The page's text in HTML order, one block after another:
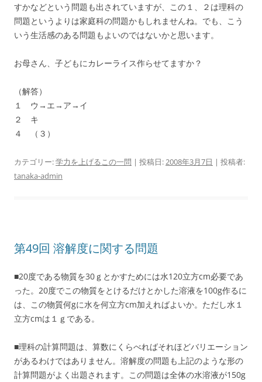
すかなどという問題も出されていますが、この１、２は理科の
問題というよりは家庭科の問題かもしれませんね。でも、こう
いう生活感のある問題もよいのではないかと思います。
お母さん、子どもにカレーライス作らせてますか？
（解答）
１ ウ→エ→ア→イ
２ キ
４ （３）
カテゴリー:学力を上げるこの一問 | 投稿日:2008年3月7日 | 投稿者:
tanaka-admin
第49回 溶解度に関する問題
■20度である物質を30ｇとかすためには水120立方cm必要であ
った。20度でこの物質をとけるだけとかした溶液を100g作るに
は、この物質何gに水を何立方cm加えればよいか。ただし水１
立方cmは１ｇである。
■理科の計算問題は、算数にくらべればそれほどバリエーション
があるわけではありません。溶解度の問題も上記のような形の
計算問題がよく出題されます。この問題は全体の水溶液が150g